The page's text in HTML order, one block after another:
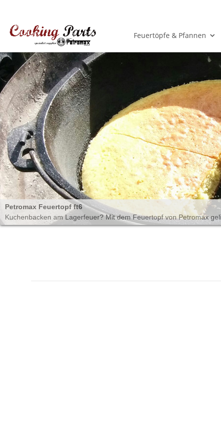
Feuertöpfe & Pfannen
Petromax Feuertopf ft6
Kuchenbacken am Lagerfeuer? Mit dem Feuertopf von Petromax